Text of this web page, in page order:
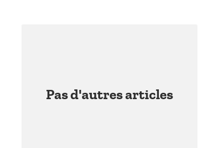
Pas d'autres articles